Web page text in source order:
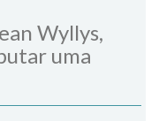
Wyllys,
uma